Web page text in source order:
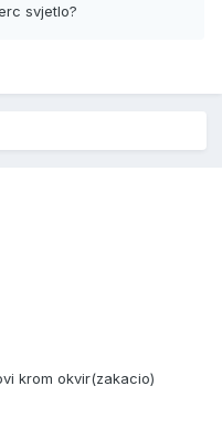
svjetlo?
krom okvir(zakacio)